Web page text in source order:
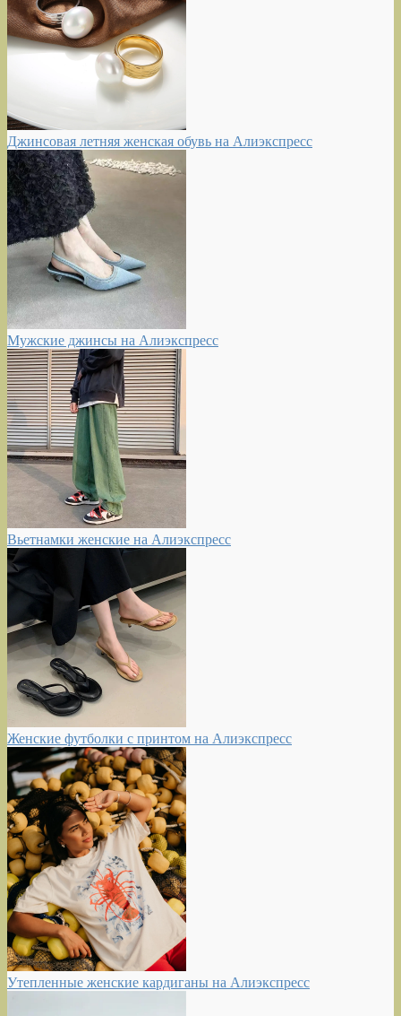
Джинсовая летняя женская обувь на Алиэкспресс
Мужские джинсы на Алиэкспресс
Вьетнамки женские на Алиэкспресс
Женские футболки с принтом на Алиэкспресс
Утепленные женские кардиганы на Алиэкспресс